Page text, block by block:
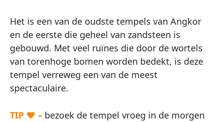
Het is een van de oudste tempels van Angkor
en de eerste die geheel van zandsteen is
gebouwd. Met veel ruïnes die door de wortels
van torenhoge bomen worden bedekt, is deze
tempel verreweg een van de meest
spectaculaire.
TIP ♥ – bezoek de tempel vroeg in de morgen